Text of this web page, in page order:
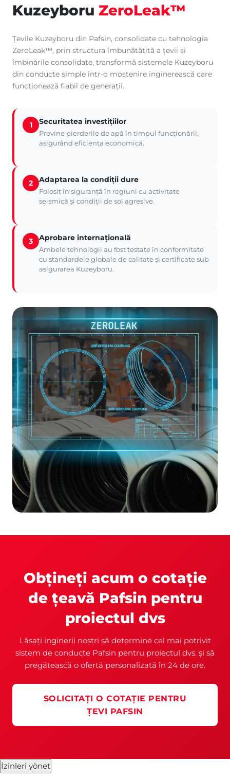
Kuzeyboru ZeroLeak™
Țevile Kuzeyboru din Pafsin, consolidate cu tehnologia
ZeroLeak™, prin structura îmbunătățită a țevii și
îmbinările consolidate, transformă sistemele Kuzeyboru
din conducte simple într-o moștenire inginerească care
funcționează fiabil de generații.
1 Securitatea investițiilor
Previne pierderile de apă în timpul funcționării,
asigurând eficiența economică.
2 Adaptarea la condiții dure
Folosit în siguranță în regiuni cu activitate
seismică și condiții de sol agresive.
3 Aprobare internațională
Ambele tehnologii au fost testate în conformitate
cu standardele globale de calitate și certificate sub
asigurarea Kuzeyboru.
Obțineți acum o cotație
de țeavă Pafsin pentru
proiectul dvs
Lăsați inginerii noștri să determine cel mai potrivit
sistem de conducte Pafsin pentru proiectul dvs. și să
pregătească o ofertă personalizată în 24 de ore.
SOLICITAȚI O COTAȚIE PENTRU
ȚEVI PAFSIN
İzinleri yönet